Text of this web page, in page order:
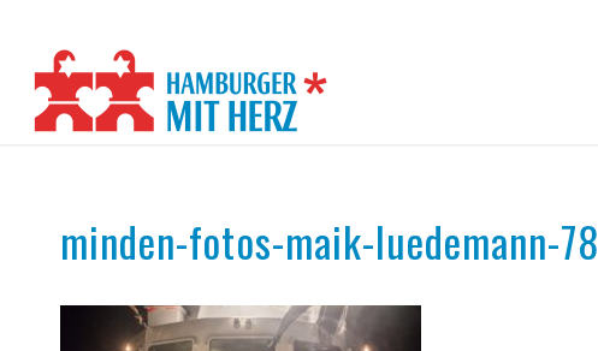
minden-fotos-maik-luedemann-78